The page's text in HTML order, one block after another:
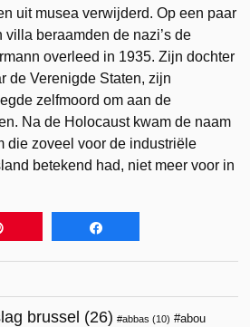
uit musea verwijderd. Op een paar
villa beraamden de nazi’s de
overleed in 1935. Zijn dochter
de Verenigde Staten, zijn
zelfmoord om aan de
Na de Holocaust kwam de naam
die zoveel voor de industriële
betekend had, niet meer voor in
brussel (26) abbas (10)
abou